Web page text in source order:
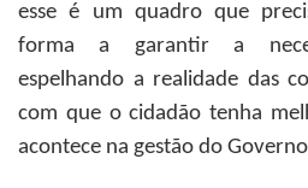
esse é um quadro que
forma a garantir a
espelhando a realidade das
com que o cidadão tenha
acontece na gestão do